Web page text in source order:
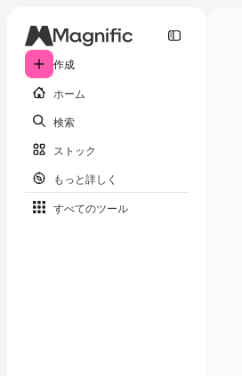
作成
ホーム
検索
ストック
もっと詳しく
すべてのツール